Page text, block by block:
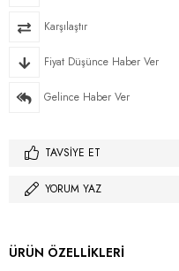
Karşılaştır
Fiyat Düşünce Haber Ver
Gelince Haber Ver
TAVSIYE ET
YORUM YAZ
ÜRÜN ÖZELLIKLERI